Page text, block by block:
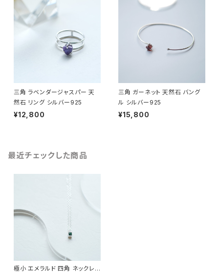
三角 ラベンダージャスパー 天
然石 リング シルバー925
¥12,800
三角 ガーネット 天然石 バング
ル シルバー925
¥15,800
最近チェックした商品
極小 エメラルド 四角 ネックレス